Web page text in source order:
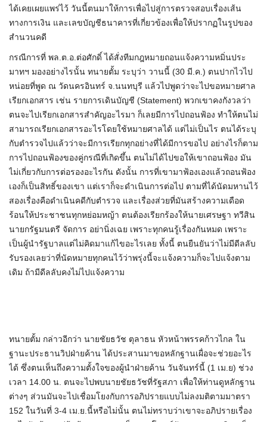
ได้เคยเผยแพร่ไว้ วันนี้ตนมาให้การเพื่อไปสู่การตรวจสอบเรื่องเส้น
ทางการเงิน และเลขบัญชีธนาคารที่เกี่ยวข้องเพื่อให้ปรากฏในรูปของ
สำนวนคดี
กรณีการที่ พล.ต.อ.ต่อศักดิ์ ได้สั่งทีมกฎหมายถอนแจ้งความหมิ่นประ
มาทฯ มองอย่างไรนั้น ทนายตั้ม ระบุว่า วานนี้ (30 มี.ค.) ตนปากไวไป
หน่อยที่พูด ณ วัดนครอินทร์ จ.นนทบุรี แล้วไปพูดว่าจะไปขอหมายศาล
เรียกเอกสาร เช่น รายการเดินบัญชี (Statement) พวกเขาคงกังวลว่า
ตนจะไปเรียกเอกสารสำคัญอะไรมา ก็เลยมีการไปถอนฟ้อง ทำให้ตนไม่
สามารถเรียกเอกสารอะไรโดยใช้หมายศาลได้ แต่ไม่เป็นไร ตนได้ระบุ
กับตำรวจไปแล้วว่าจะมีการเรียกทุกอย่างที่ได้มีการขอไป อย่างไรก็ตาม
การไปถอนฟ้องของคู่กรณีที่เกิดขึ้น ตนไม่ได้ไปขอให้เขาถอนฟ้อง มัน
ไม่เกี่ยวกับการต่อรองอะไรกัน ดังนั้น การที่เขามาฟ้องเองแล้วถอนฟ้อง
เองก็เป็นสิทธิ์ของเขา แต่เราก็จะดำเนินการต่อไป ตามที่ได้นัดมหานไว้
สองเรื่องคือดำเนินคดีกับตำรวจ และเรื่องส่วยที่มันสร้างความเดือด
ร้อนให้ประชาชนทุกหย่อมหญ้า ตนต้องเรียกร้องให้นายเศรษฐา ทวีสิน
นายกรัฐมนตรี จัดการ อย่านิ่งเฉย เพราะทุกคนรู้เรื่องกันหมด เพราะ
เป็นผู้นำรัฐบาลแต่ไม่คิดมาแก้ไขอะไรเลย ทั้งนี้ ตนยืนยันว่าไม่มีดีลลับ
รับรองเลยว่าที่นัดหมายทุกคนไว้ว่าพรุ่งนี้จะแจ้งความก็จะไปแจ้งตาม
เดิม ถ้ามีดีลลับคงไม่ไปแจ้งความ
ทนายตั้ม กล่าวอีกว่า นายชัยธวัช ตุลาธน หัวหน้าพรรคก้าวไกล ใน
ฐานะประธานวิปฝ่ายค้าน ได้ประสานมาขอหลักฐานเผื่อจะช่วยอะไร
ได้ ซึ่งตนเห็นถึงความตั้งใจของผู้นำฝ่ายค้าน วันจันทร์นี้ (1 เม.ย) ช่วง
เวลา 14.00 น. ตนจะไปพบนายชัยธวัชที่รัฐสภา เพื่อให้ท่านดูหลักฐาน
ต่างๆ ส่วนมันจะไปเชื่อมโยงกับการอภิปรายแบบไม่ลงมติตามมาตรา
152 ในวันที่ 3-4 เม.ย.นี้หรือไม่นั้น ตนไม่ทราบว่าเขาจะอภิปรายเรื่อง